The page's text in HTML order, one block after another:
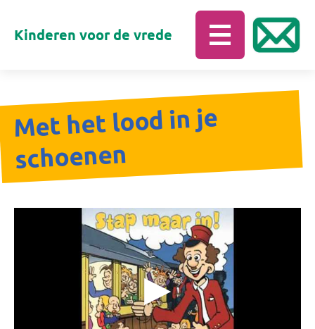
Kinderen voor de vrede
Met het lood in je
schoenen